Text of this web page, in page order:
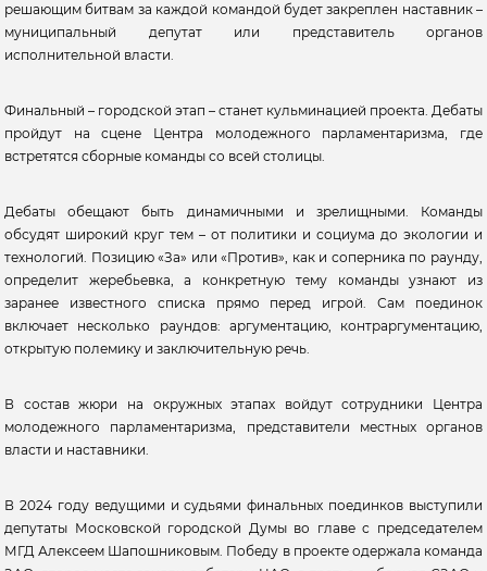
решающим битвам за каждой командой будет закреплен наставник –
муниципальный депутат или представитель органов
исполнительной власти.
Финальный – городской этап – станет кульминацией проекта. Дебаты
пройдут на сцене Центра молодежного парламентаризма, где
встретятся сборные команды со всей столицы.
Дебаты обещают быть динамичными и зрелищными. Команды
обсудят широкий круг тем – от политики и социума до экологии и
технологий. Позицию «За» или «Против», как и соперника по раунду,
определит жеребьевка, а конкретную тему команды узнают из
заранее известного списка прямо перед игрой. Сам поединок
включает несколько раундов: аргументацию, контраргументацию,
открытую полемику и заключительную речь.
В состав жюри на окружных этапах войдут сотрудники Центра
молодежного парламентаризма, представители местных органов
власти и наставники.
В 2024 году ведущими и судьями финальных поединков выступили
депутаты Московской городской Думы во главе с председателем
МГД Алексеем Шапошниковым. Победу в проекте одержала команда